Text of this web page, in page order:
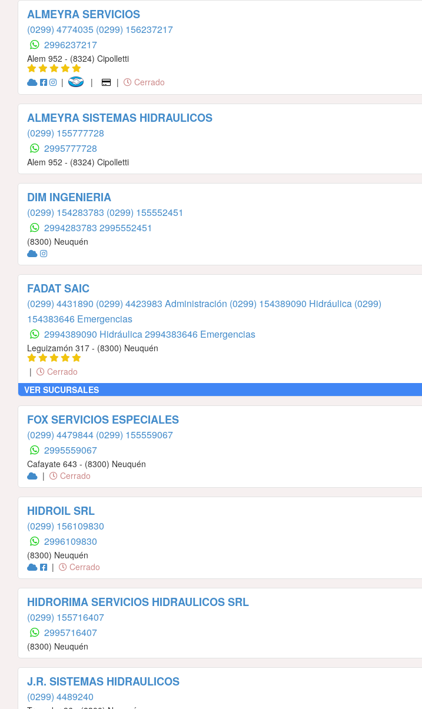
ALMEYRA SERVICIOS
(0299) 4774035 (0299) 156237217
2996237217
Alem 952 - (8324) Cipolletti
|
| | Cerrado
ALMEYRA SISTEMAS HIDRAULICOS
(0299) 155777728
2995777728
Alem 952 - (8324) Cipolletti
DIM INGENIERIA
(0299) 154283783 (0299) 155552451
2994283783 2995552451
(8300) Neuquén
FADAT SAIC
(0299) 4431890 (0299) 4423983 Administración (0299) 154389090 Hidráulica (0299)
154383646 Emergencias
2994389090 Hidráulica2994383646 Emergencias
Leguizamón 317 - (8300) Neuquén
|
Cerrado
VER SUCURSALES
FOX SERVICIOS ESPECIALES
(0299) 4479844 (0299) 155559067
2995559067
Cafayate 643 - (8300) Neuquén
|
Cerrado
HIDROIL SRL
(0299) 156109830
2996109830
(8300) Neuquén
|
Cerrado
HIDRORIMA SERVICIOS HIDRAULICOS SRL
(0299) 155716407
2995716407
(8300) Neuquén
J.R. SISTEMAS HIDRAULICOS
(0299) 4489240